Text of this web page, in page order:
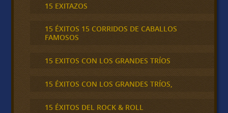
15 EXITAZOS
15 ÉXITOS 15 CORRIDOS DE CABALLOS
FAMOSOS
15 EXITOS CON LOS GRANDES TRÍOS
15 ÉXITOS CON LOS GRANDES TRÍOS,
15 ÉXITOS DEL ROCK & ROLL